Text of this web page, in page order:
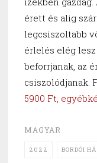
érett és alig
legcsiszoltabb
érlelés elég
beforrjanak, az
csiszolódjanak.
5900 Ft,
MAGYAR
2022 BORDÓI